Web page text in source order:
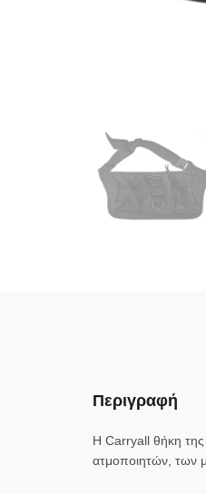
Περιγραφή
Η Carryall θήκη της
ατμοποιητών, των